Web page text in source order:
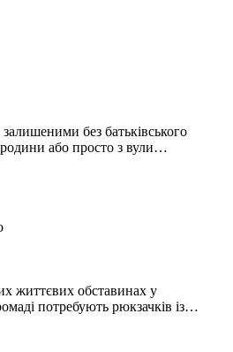
без батьківського
або просто з вули…
життєвих обставинах у
потребують рюкзачків із…